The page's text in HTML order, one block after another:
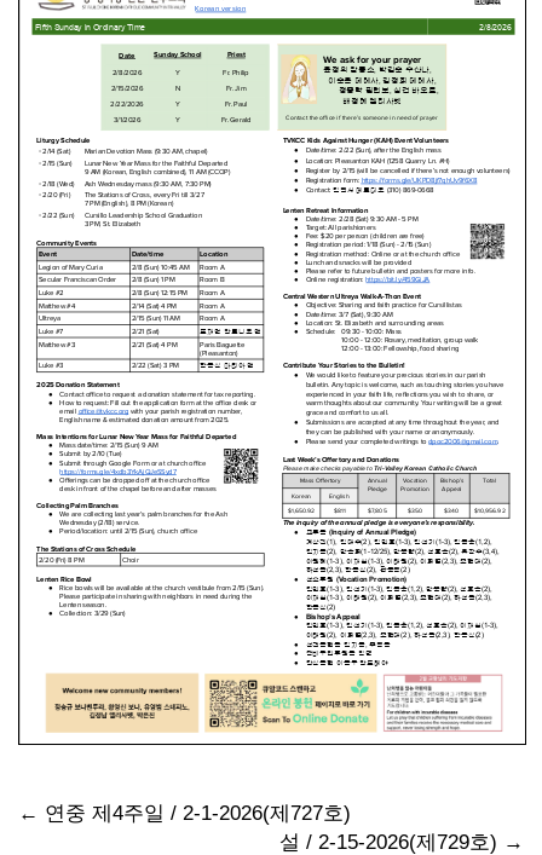
Post
← 연중 제4주일 / 2-1-2026(제727호)
설 / 2-15-2026(제729호) →